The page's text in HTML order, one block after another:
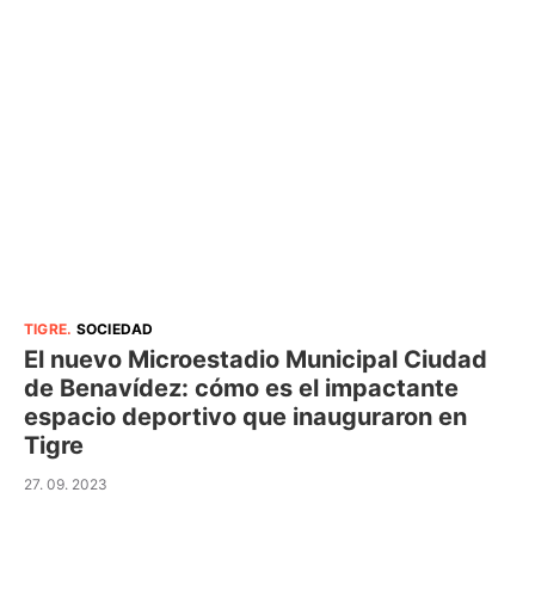
TIGRE. SOCIEDAD
El nuevo Microestadio Municipal Ciudad
de Benavídez: cómo es el impactante
espacio deportivo que inauguraron en
Tigre
27. 09. 2023